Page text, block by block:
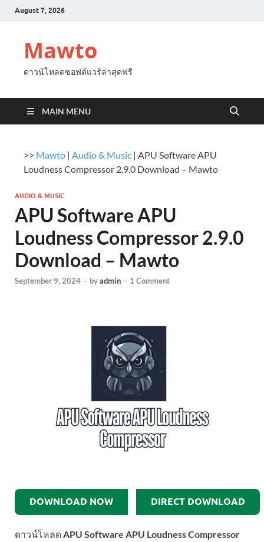
August 7, 2026
Mawto
ดาวน์โหลดซอฟต์แวร์ล่าสุดฟรี
MAIN MENU
>> Mawto | Audio & Music | APU Software APU
Loudness Compressor 2.9.0 Download – Mawto
AUDIO & MUSIC
APU Software APU
Loudness Compressor 2.9.0
Download – Mawto
September 9, 2024 - byadmin - 1 Comment
DOWNLOAD NOW DIRECT DOWNLOAD
ดาวน์โหลด APU Software APU Loudness Compressor